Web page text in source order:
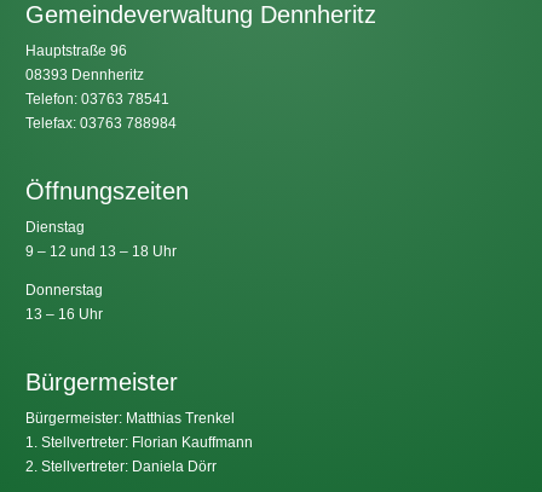
Gemeindeverwaltung Dennheritz
Hauptstraße 96
08393 Dennheritz
Telefon: 03763 78541
Telefax: 03763 788984
Öffnungszeiten
Dienstag
9 – 12 und 13 – 18 Uhr
Donnerstag
13 – 16 Uhr
Bürgermeister
Bürgermeister: Matthias Trenkel
1. Stellvertreter: Florian Kauffmann
2. Stellvertreter: Daniela Dörr